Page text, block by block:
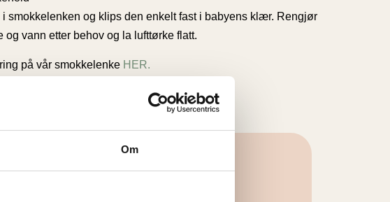
Om
i smokkelenken og klips den enkelt fast i babyens klær. Rengjør
og vann etter behov og la lufttørke flatt.
på vår smokkelenke HER.